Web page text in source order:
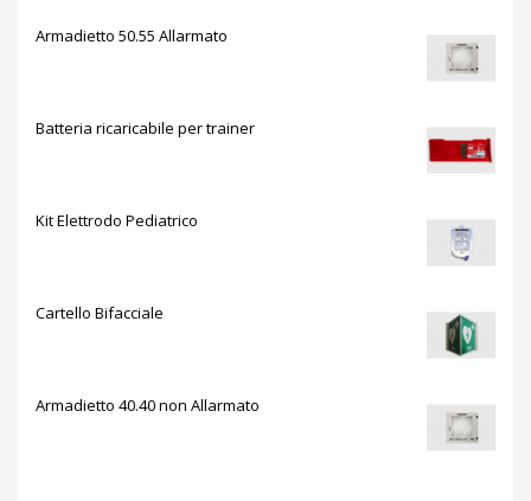
Armadietto 50.55 Allarmato
Batteria ricaricabile per trainer
Kit Elettrodo Pediatrico
Cartello Bifacciale
Armadietto 40.40 non Allarmato